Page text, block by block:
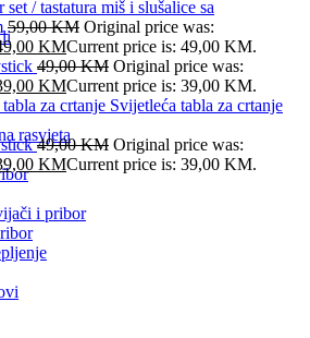
rasvjeta
i pribor
/ tastatura miš i slušalice sa
59,00KM Original price was:
KMCurrent price is: 49,00 KM.
49,00KM Original price was:
KMCurrent price is: 39,00 KM.
Svijetleća tabla za crtanje
49,00KM Original price was:
KMCurrent price is: 39,00 KM.